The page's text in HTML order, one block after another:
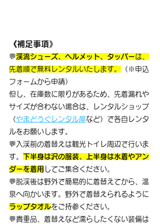
《補足事項》
💬渓流シューズ、ヘルメット、タッパーは、
先着順で無料レンタルいたします。
（※申込
フォームから申請）
但し、在庫数に限りがあるため、先着漏れや
サイズが合わない場合は、レンタルショップ
（やまどうぐレンタル屋など） で各自レンタ
ルをお願いします。
💬入渓前の着替えは観光トイレ周辺で行いま
す。 下半身は沢の服装、上半身は水着やアン
ダーを着用 してご集合ください。
💬脱渓後は野外で簡易的に着替えてから、温
泉へ向かいます。野外で着替えられるように
ラップタオルをご持参ください。
💬貴重品、着替えなど濡らしたくない装備は